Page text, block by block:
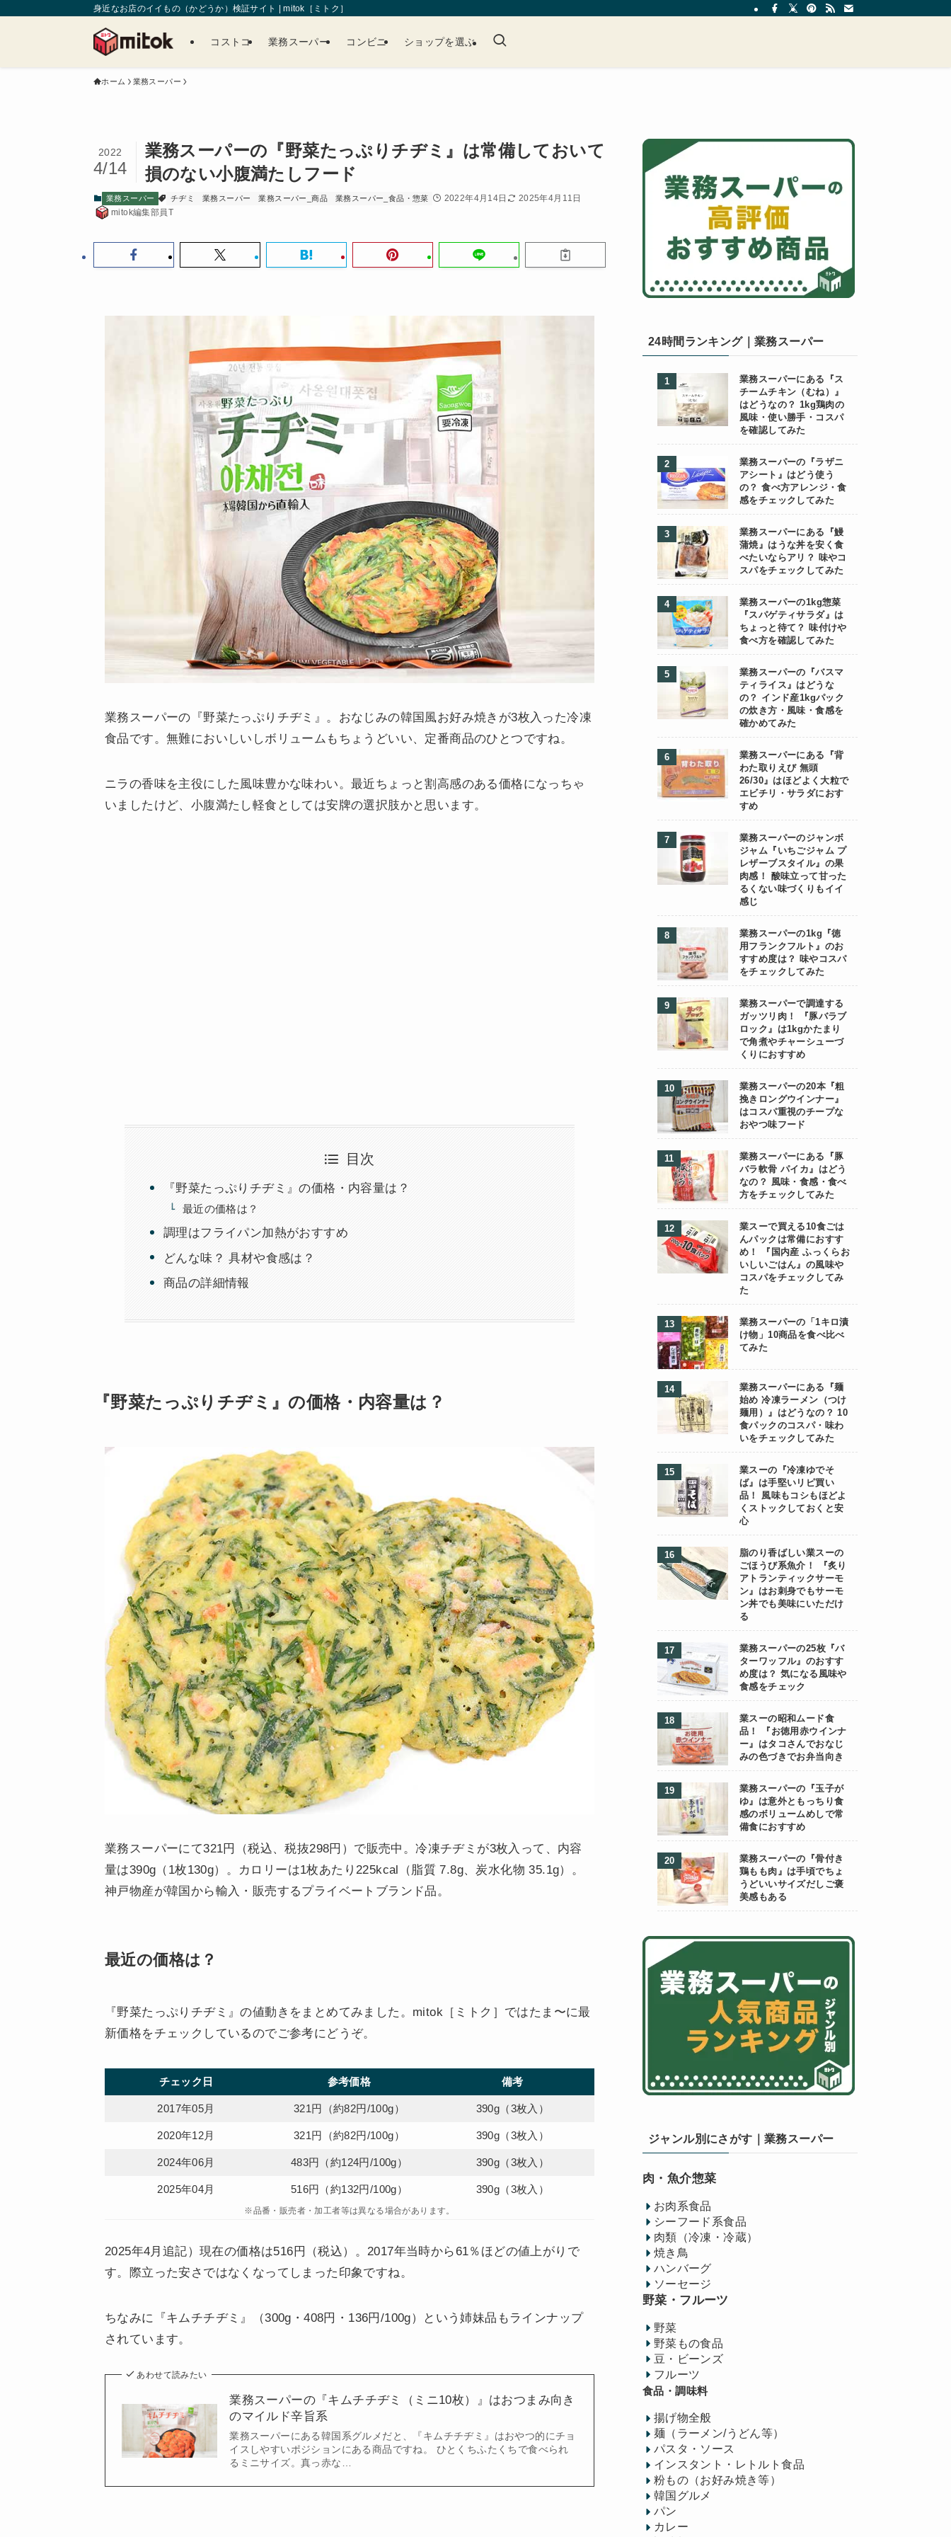
身近なお店のイイもの（かどうか）検証サイト | mitok［ミトク］
コストコ 業務スーパー コンビニ ショップを選ぶ
ホーム 業務スーパー
業務スーパーの『野菜たっぷりチヂミ』は常備しておいて
損のない小腹満たしフード
2022
4/14
業務スーパー チヂミ 業務スーパー 業務スーパー_商品 業務スーパー_食品・惣菜 2022年4月14日
2025年4月11日
mitok編集部員T
業務スーパーの『野菜たっぷりチヂミ』。おなじみの韓国風お好み焼きが3枚入った冷凍
食品です。無難においしいしボリュームもちょうどいい、定番商品のひとつですね。
ニラの香味を主役にした風味豊かな味わい。最近ちょっと割高感のある価格になっちゃ
いましたけど、小腹満たし軽食としては安牌の選択肢かと思います。
目次
『野菜たっぷりチヂミ』の価格・内容量は？
最近の価格は？
調理はフライパン加熱がおすすめ
どんな味？ 具材や食感は？
商品の詳細情報
『野菜たっぷりチヂミ』の価格・内容量は？
業務スーパーにて321円（税込、税抜298円）で販売中。冷凍チヂミが3枚入って、内容
量は390g（1枚130g）。カロリーは1枚あたり225kcal（脂質 7.8g、炭水化物 35.1g）。
神戸物産が韓国から輸入・販売するプライベートブランド品。
最近の価格は？
『野菜たっぷりチヂミ』の値動きをまとめてみました。mitok［ミトク］ではたま〜に最
新価格をチェックしているのでご参考にどうぞ。
チェック日 参考価格 備考
2017年05月 321円（約82円/100g） 390g（3枚入）
2020年12月 321円（約82円/100g） 390g（3枚入）
2024年06月 483円（約124円/100g） 390g（3枚入）
2025年04月 516円（約132円/100g） 390g（3枚入）
※品番・販売者・加工者等は異なる場合があります。
2025年4月追記）現在の価格は516円（税込）。2017年当時から61％ほどの値上がりで
す。際立った安さではなくなってしまった印象ですね。
ちなみに『キムチチヂミ』（300g・408円・136円/100g）という姉妹品もラインナップ
されています。
あわせて読みたい
業務スーパーの『キムチチヂミ（ミニ10枚）』はおつまみ向き
のマイルド辛旨系
業務スーパーにある韓国系グルメだと、『キムチチヂミ』はおやつ的にチョ
イスしやすいポジションにある商品ですね。 ひとくちふたくちで食べられ
るミニサイズ。真っ赤な…
24時間ランキング｜業務スーパー
業務スーパーにある『ス
チームチキン（むね）』
はどうなの？ 1kg鶏肉の
風味・使い勝手・コスパ
を確認してみた
業務スーパーの『ラザニ
アシート』はどう使う
の？ 食べ方アレンジ・食
感をチェックしてみた
業務スーパーにある『鰻
蒲焼』はうな丼を安く食
べたいならアリ？ 味やコ
スパをチェックしてみた
業務スーパーの1kg惣菜
『スパゲティサラダ』は
ちょっと待て？ 味付けや
食べ方を確認してみた
業務スーパーの『バスマ
ティライス』はどうな
の？ インド産1kgパック
の炊き方・風味・食感を
確かめてみた
業務スーパーにある『背
わた取りえび 無頭
26/30』はほどよく大粒で
エビチリ・サラダにおす
すめ
業務スーパーのジャンボ
ジャム『いちごジャム プ
レザーブスタイル』の果
肉感！ 酸味立って甘った
るくない味づくりもイイ
感じ
業務スーパーの1kg『徳
用フランクフルト』のお
すすめ度は？ 味やコスパ
をチェックしてみた
業務スーパーで調達する
ガッツリ肉！ 『豚バラブ
ロック』は1kgかたまり
で角煮やチャーシューづ
くりにおすすめ
業務スーパーの20本『粗
挽きロングウインナー』
はコスパ重視のチープな
おやつ味フード
業務スーパーにある『豚
バラ軟骨 パイカ』はどう
なの？ 風味・食感・食べ
方をチェックしてみた
業スーで買える10食ごは
んパックは常備におすす
め！ 『国内産 ふっくらお
いしいごはん』の風味や
コスパをチェックしてみ
た
業務スーパーの「1キロ漬
け物」10商品を食べ比べ
てみた
業務スーパーにある『麺
始め 冷凍ラーメン（つけ
麺用）』はどうなの？ 10
食パックのコスパ・味わ
いをチェックしてみた
業スーの『冷凍ゆでそ
ば』は手堅いリピ買い
品！ 風味もコシもほどよ
くストックしておくと安
心
脂のり香ばしい業スーの
ごほうび系魚介！ 『炙り
アトランティックサーモ
ン』はお刺身でもサーモ
ン丼でも美味にいただけ
る
業務スーパーの25枚『バ
ターワッフル』のおすす
め度は？ 気になる風味や
食感をチェック
業スーの昭和ムード食
品！ 『お徳用赤ウインナ
ー』はタコさんでおなじ
みの色づきでお弁当向き
業務スーパーの『玉子が
ゆ』は意外ともっちり食
感のボリュームめしで常
備食におすすめ
業務スーパーの『骨付き
鶏もも肉』は手頃でちょ
うどいいサイズだしご褒
美感もある
ジャンル別にさがす｜業務スーパー
肉・魚介惣菜
お肉系食品
シーフード系食品
肉類（冷凍・冷蔵）
焼き鳥
ハンバーグ
ソーセージ
野菜・フルーツ
野菜
野菜もの食品
豆・ビーンズ
フルーツ
食品・調味料
揚げ物全般
麺（ラーメン/うどん等）
パスタ・ソース
インスタント・レトルト食品
粉もの（お好み焼き等）
韓国グルメ
パン
カレー